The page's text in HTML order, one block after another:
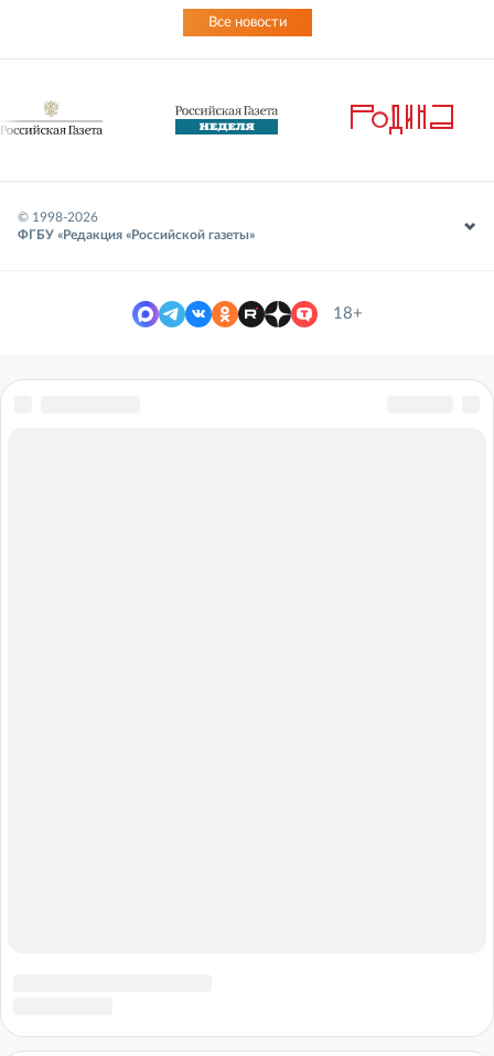
Все новости
© 1998-2026
ФГБУ «Редакция «Российской газеты»
18+